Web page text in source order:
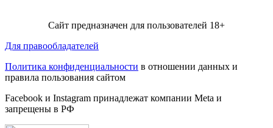
Сайт предназначен для пользователей 18+
Для правообладателей
Политика конфиденциальности в отношении данных и
правила пользования сайтом
Facebook и Instagram принадлежат компании Metа и
запрещены в РФ